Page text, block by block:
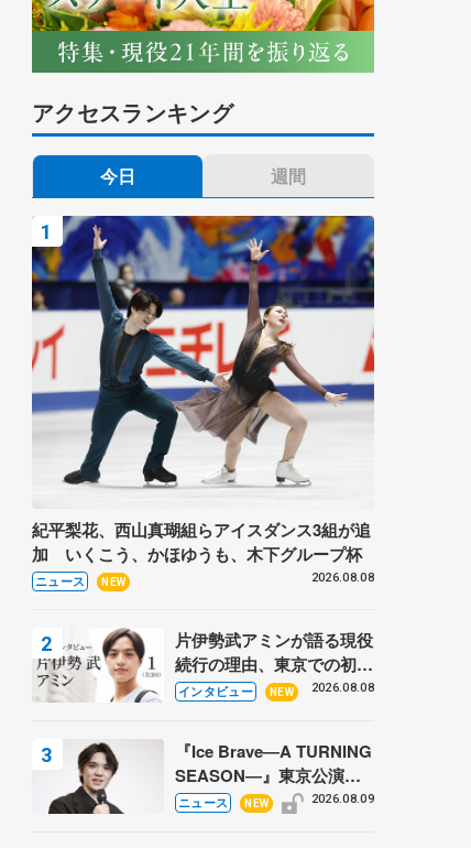
アクセスランキング
今日 週間
紀平梨花、西山真瑚組らアイスダンス3組が追
加 いくこう、かほゆうも、木下グループ杯
ニュース NEW 2026.08.08
片伊勢武アミンが語る現役
続行の理由、東京での初め
ての一人暮らし 注目スケ
インタビュー NEW 2026.08.08
『Ice Brave―A TURNING
SEASON―』東京公演が
開幕、宇野昌磨の『Ice
ニュース NEW 2026.08.09